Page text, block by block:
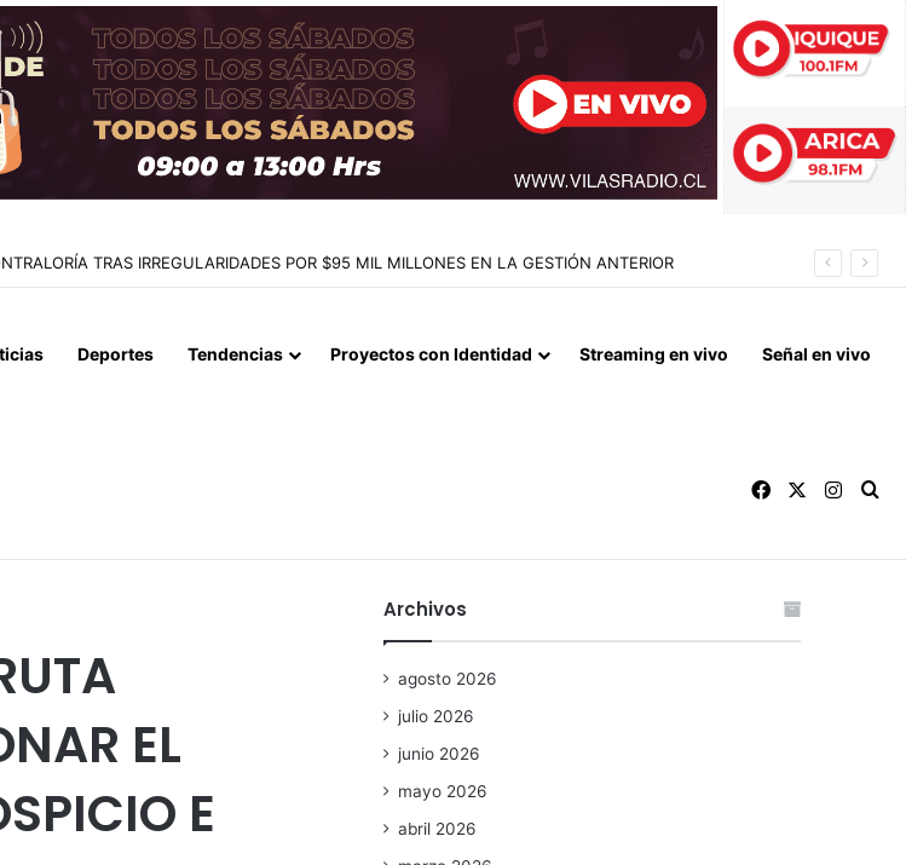
TÉCNICA DEFINE PLAN DE TRABAJO A CONTAR DE NOVIEMBRE
Deportes Tendencias Proyectos con Identidad Streaming en vivo Señal en vivo
Facebook
EL
E
Archivos
agosto 2026
julio 2026
junio 2026
mayo 2026
abril 2026